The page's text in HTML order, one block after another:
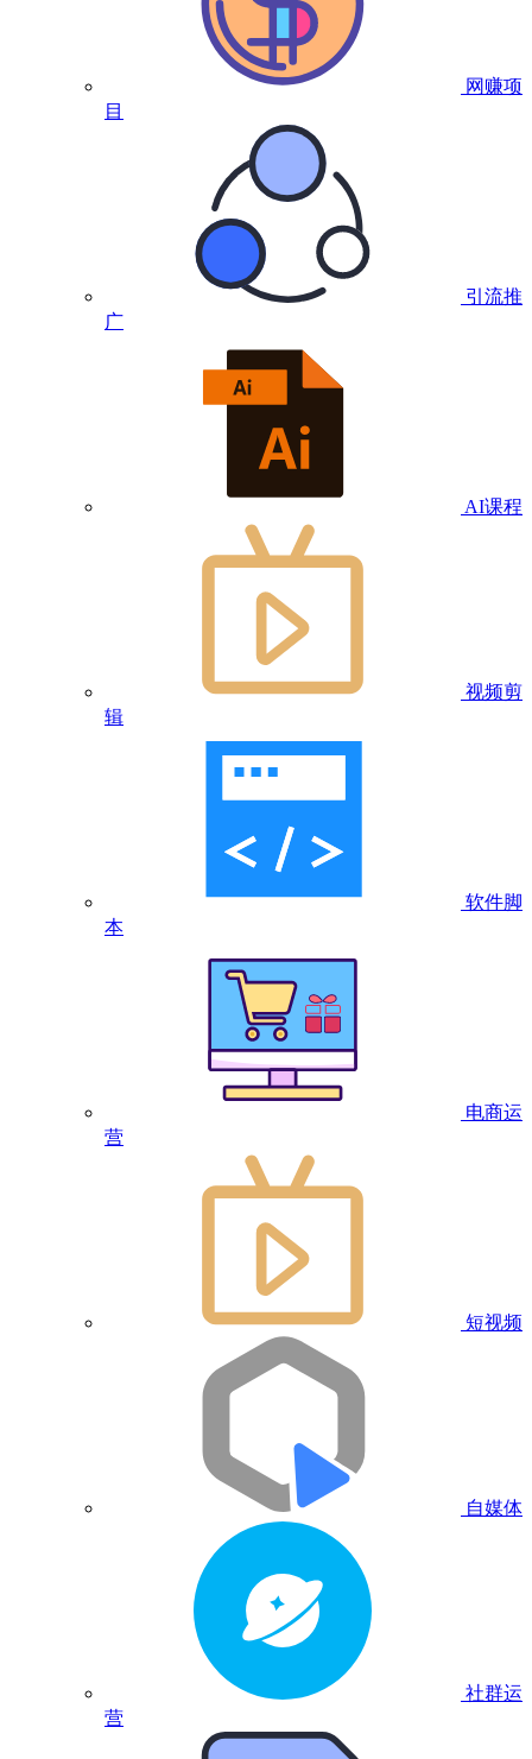
网赚项
目
引流推
广
AI课程
视频剪
辑
软件脚
本
电商运
营
短视频
自媒体
社群运
营